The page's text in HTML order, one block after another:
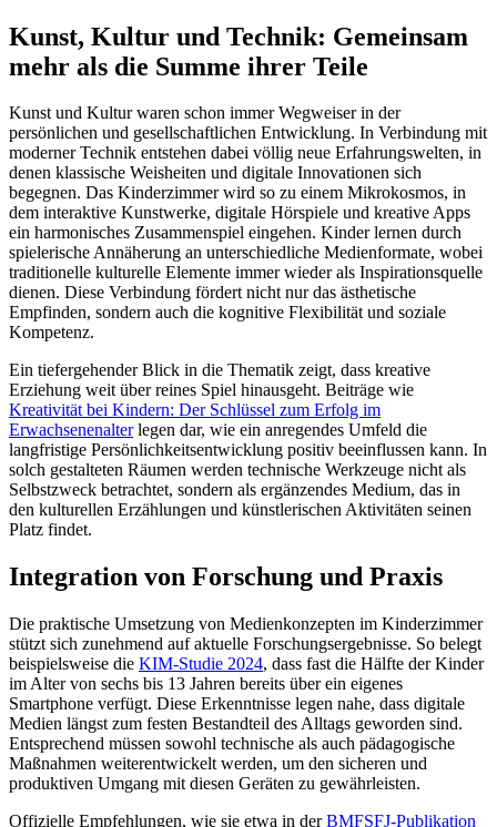
Kunst, Kultur und Technik: Gemeinsam
mehr als die Summe ihrer Teile
Kunst und Kultur waren schon immer Wegweiser in der
persönlichen und gesellschaftlichen Entwicklung. In Verbindung mit
moderner Technik entstehen dabei völlig neue Erfahrungswelten, in
denen klassische Weisheiten und digitale Innovationen sich
begegnen. Das Kinderzimmer wird so zu einem Mikrokosmos, in
dem interaktive Kunstwerke, digitale Hörspiele und kreative Apps
ein harmonisches Zusammenspiel eingehen. Kinder lernen durch
spielerische Annäherung an unterschiedliche Medienformate, wobei
traditionelle kulturelle Elemente immer wieder als Inspirationsquelle
dienen. Diese Verbindung fördert nicht nur das ästhetische
Empfinden, sondern auch die kognitive Flexibilität und soziale
Kompetenz.
Ein tiefergehender Blick in die Thematik zeigt, dass kreative
Erziehung weit über reines Spiel hinausgeht. Beiträge wie
Kreativität bei Kindern: Der Schlüssel zum Erfolg im
Erwachsenenalterlegen dar, wie ein anregendes Umfeld die
langfristige Persönlichkeitsentwicklung positiv beeinflussen kann. In
solch gestalteten Räumen werden technische Werkzeuge nicht als
Selbstzweck betrachtet, sondern als ergänzendes Medium, das in
den kulturellen Erzählungen und künstlerischen Aktivitäten seinen
Platz findet.
Integration von Forschung und Praxis
Die praktische Umsetzung von Medienkonzepten im Kinderzimmer
stützt sich zunehmend auf aktuelle Forschungsergebnisse. So belegt
beispielsweise die KIM‑Studie 2024, dass fast die Hälfte der Kinder
im Alter von sechs bis 13 Jahren bereits über ein eigenes
Smartphone verfügt. Diese Erkenntnisse legen nahe, dass digitale
Medien längst zum festen Bestandteil des Alltags geworden sind.
Entsprechend müssen sowohl technische als auch pädagogische
Maßnahmen weiterentwickelt werden, um den sicheren und
produktiven Umgang mit diesen Geräten zu gewährleisten.
Offizielle Empfehlungen, wie sie etwa in derBMFSFJ‑Publikation